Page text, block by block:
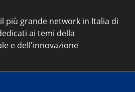
più grande network in Italia di
ai temi della
e dell'innovazione